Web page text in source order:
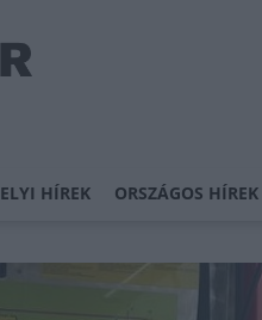
HÍREK ORSZÁGOS HÍREK